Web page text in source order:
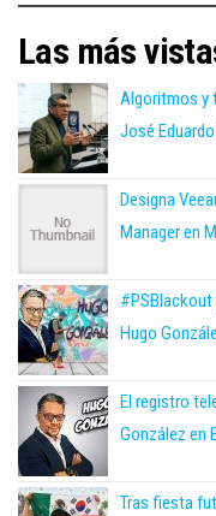
Las más
Algoritmos y
José
Designa
Manager en
Hugo
El registro
González en
Tras fiesta